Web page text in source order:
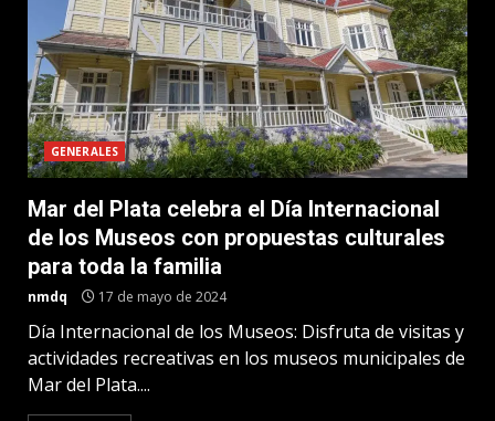
GENERALES
Mar del Plata celebra el Día Internacional
de los Museos con propuestas culturales
para toda la familia
nmdq 17 de mayo de 2024
Día Internacional de los Museos: Disfruta de visitas y
actividades recreativas en los museos municipales de
Mar del Plata....